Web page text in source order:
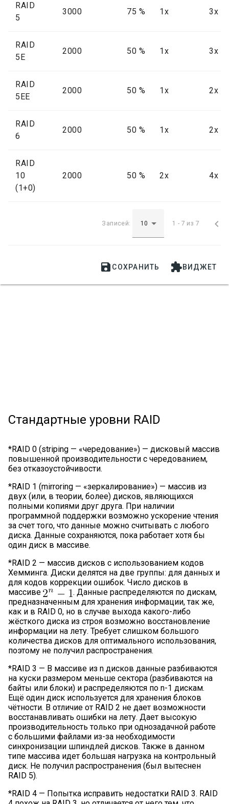
RAID
5
3000 75 % 1x 3x
RAID
5E
2000 50 % 1x 3x
RAID
5EE
2000 50 % 1x 2x
RAID
6
2000 50 % 1x 2x
RAID
10
(1+0)
2000 50 % 2x 4x
Записей: 1 - 7 из 7 
 СОХРАНИТЬ ВИДЖЕТ
Стандартные уровни RAID
*RAID 0 (striping — «чередование») — дисковый массив
повышенной производительности с чередованием,
без отказоустойчивости.
*RAID 1 (mirroring — «зеркалирование») — массив из
двух (или, в теории, более) дисков, являющихся
полными копиями друг друга. При наличии
программной поддержки возможно ускорение чтения
за счет того, что данные можно считывать с любого
диска. Данные сохраняются, пока работает хотя бы
один диск в массиве.
*RAID 2 — массив дисков с использованием кодов
Хемминга. Диски делятся на две группы: для данных и
для кодов коррекции ошибок. Число дисков в
массиве
. Данные распределяются по дискам,
предназначенным для хранения информации, так же,
как и в RAID 0, но в случае выхода какого-либо
жёсткого диска из строя возможно восстановление
информации на лету. Требует слишком большого
количества дисков для оптимального использования,
поэтому не получил распространения.
*RAID 3 — В массиве из n дисков данные разбиваются
на куски размером меньше сектора (разбиваются на
байты или блоки) и распределяются по n-1 дискам.
Ещё один диск используется для хранения блоков
чётности. В отличие от RAID 2 не дает возможности
восстанавливать ошибки на лету. Дает высокую
производительность только при однозадачной работе
с большими файлами из-за необходимости
синхронизации шпиндлей дисков. Также в данном
типе массива идет большая нагрузка на контрольный
диск. Не получил распространения (был вытеснен
RAID 5).
*RAID 4 — Попытка исправить недостатки RAID 3. RAID